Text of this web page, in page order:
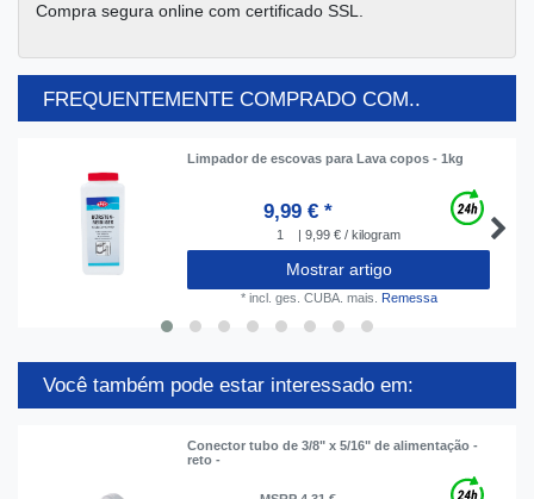
Compra segura online com certificado SSL.
FREQUENTEMENTE COMPRADO COM..
Limpador de escovas para Lava copos - 1kg
9,99 € *
1 | 9,99 € / kilogram
Mostrar artigo
* incl. ges. CUBA. mais. Remessa
Você também pode estar interessado em:
Conector tubo de 3/8" x 5/16" de alimentação -
reto -